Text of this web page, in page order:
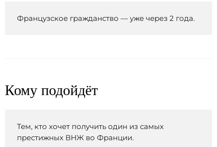
Французское гражданство — уже через 2 года.
Кому подойдёт
Тем, кто хочет получить один из самых
престижных ВНЖ во Франции.